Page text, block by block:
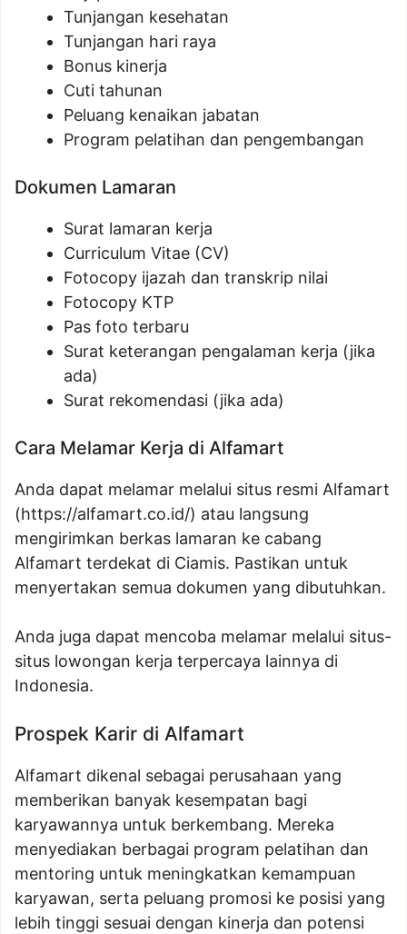
Tunjangan kesehatan
Tunjangan hari raya
Bonus kinerja
Cuti tahunan
Peluang kenaikan jabatan
Program pelatihan dan pengembangan
Dokumen Lamaran
Surat lamaran kerja
Curriculum Vitae (CV)
Fotocopy ijazah dan transkrip nilai
Fotocopy KTP
Pas foto terbaru
Surat keterangan pengalaman kerja (jika
ada)
Surat rekomendasi (jika ada)
Cara Melamar Kerja di Alfamart
Anda dapat melamar melalui situs resmi Alfamart
(https://alfamart.co.id/) atau langsung
mengirimkan berkas lamaran ke cabang
Alfamart terdekat di Ciamis. Pastikan untuk
menyertakan semua dokumen yang dibutuhkan.
Anda juga dapat mencoba melamar melalui situs-
situs lowongan kerja terpercaya lainnya di
Indonesia.
Prospek Karir di Alfamart
Alfamart dikenal sebagai perusahaan yang
memberikan banyak kesempatan bagi
karyawannya untuk berkembang. Mereka
menyediakan berbagai program pelatihan dan
mentoring untuk meningkatkan kemampuan
karyawan, serta peluang promosi ke posisi yang
lebih tinggi sesuai dengan kinerja dan potensi